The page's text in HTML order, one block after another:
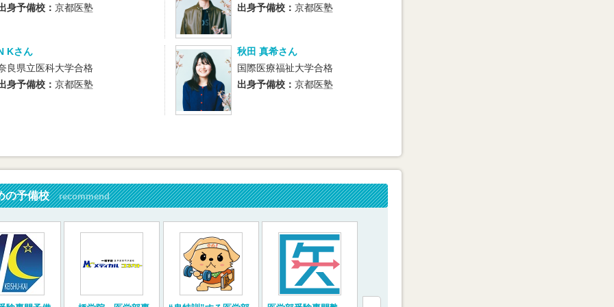
身予備校： 京都医塾 出身予備校： 京都医塾
Kさん
良県立医科大学合格
身予備校： 京都医塾
秋田 真希さん
国際医療福祉大学合格
出身予備校： 京都医塾
の予備校 recommend